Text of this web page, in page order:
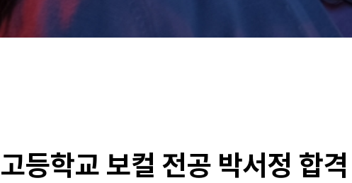
등학교 보컬 전공 박서정 합